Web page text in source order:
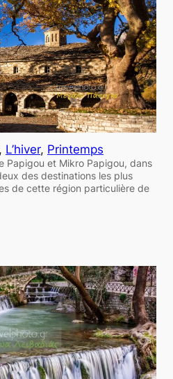
, L’hiver, Printemps
Papigou et Mikro Papigou, dans
des destinations les plus
de cette région particulière de